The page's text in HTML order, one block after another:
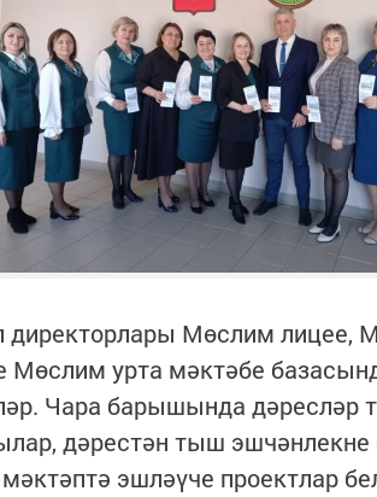
Мөслим лицее,
Мөслим урта мәктәбе
Чара барышында дәресләр
дәрестән тыш эшчәнлекне
эшләүче проектлар